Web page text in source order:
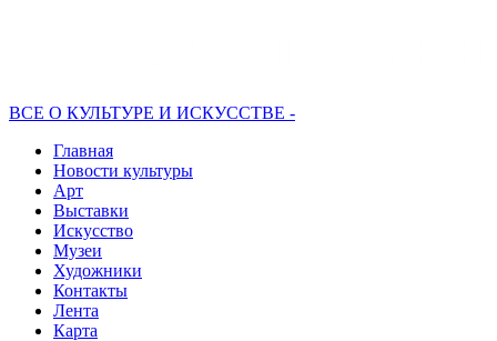
ВСЕ О КУЛЬТУРЕ И ИСКУССТВЕ -
Главная
Новости культуры
Арт
Выставки
Искусство
Музеи
Художники
Контакты
Лента
Карта